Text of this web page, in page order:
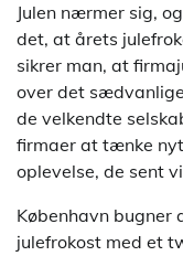
Julen nærmer sig,
det, at årets
sikrer man, at
over det
de velkendte
firmaer at tænke
oplevelse, de sent
København bugner
julefrokost med et